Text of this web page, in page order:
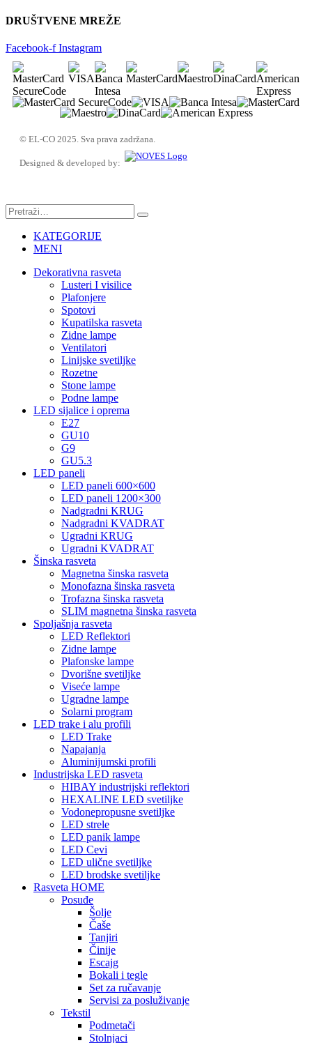
DRUŠTVENE MREŽE
Facebook-f Instagram
© EL-CO 2025. Sva prava zadržana.
Designed & developed by:
KATEGORIJE
MENI
Dekorativna rasveta
Lusteri I visilice
Plafonjere
Spotovi
Kupatilska rasveta
Zidne lampe
Ventilatori
Linijske svetiljke
Rozetne
Stone lampe
Podne lampe
LED sijalice i oprema
E27
GU10
G9
GU5.3
LED paneli
LED paneli 600×600
LED paneli 1200×300
Nadgradni KRUG
Nadgradni KVADRAT
Ugradni KRUG
Ugradni KVADRAT
Šinska rasveta
Magnetna šinska rasveta
Monofazna šinska rasveta
Trofazna šinska rasveta
SLIM magnetna šinska rasveta
Spoljašnja rasveta
LED Reflektori
Zidne lampe
Plafonske lampe
Dvorišne svetiljke
Viseće lampe
Ugradne lampe
Solarni program
LED trake i alu profili
LED Trake
Napajanja
Aluminijumski profili
Industrijska LED rasveta
HIBAY industrijski reflektori
HEXALINE LED svetiljke
Vodonepropusne svetiljke
LED strele
LED panik lampe
LED Cevi
LED ulične svetiljke
LED brodske svetiljke
Rasveta HOME
Posuđe
Šolje
Čaše
Tanjiri
Činije
Escajg
Bokali i tegle
Set za ručavanje
Servisi za posluživanje
Tekstil
Podmetači
Stolnjaci